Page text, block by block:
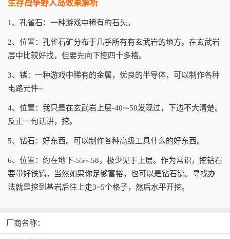
生存战争野人岛效果解析
1、孔雀石：一种游戏中稀有的石头。
2、位置：孔雀石矿分布于几乎所有有玄武岩的地方。在玄武岩
层中比较好找，但要先向下挖四十多格。
3、锗：一种游戏中稀有的金属，优良的半导体，可以制作各种
电路元件~
4、位置：我只是在玄武岩上层-40~-50发现过，下边不大清楚。
反正一句话讲，挖。
5、钻石：好东西。可以制作各种高级工具什么的好东西。
6、位置：约在地下-55~-58，极少见于上层。作为常识，挖钻石
要带好铁镐，当然如果你足够富裕，也可以是钻石镐。寻找办
法就是挖到基岩后往上走3~5个格子，然后水平开挖。
厂商名称：